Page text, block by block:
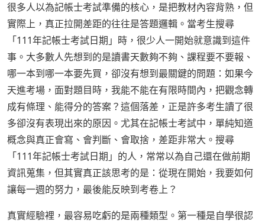
很多人以為記帳士考試準備的核心，是把教材內容背熟，但
實際上，真正拉開差距的往往是答題邏輯。當考生搜尋
「111年記帳士考試日期」時，很少人一開始就意識到這件
事。大多數人先想到的是讀書天數夠不夠、課程要不要報、
哪一本到哪一本要先買，卻沒有想到最關鍵的問題：如果今
天進考場，面對題目時，我能不能在有限時間內，把觀念轉
成有條理、能得分的答案？這個落差，正是許多考生讀了很
多卻沒有表現出來的原因。尤其在記帳士考試中，單純知道
概念與真正會寫、會判斷、會取捨，差距非常大。搜尋
「111年記帳士考試日期」的人，常常以為自己還在做前期
資訊蒐集，但其實真正該思考的是：從現在開始，我要如何
讓每一週的努力，最後能反映到考卷上？
真實經驗裡，最容易吃虧的是兩種類型。第一種是自學很認